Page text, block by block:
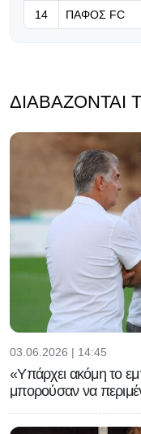
14 ΠΑΦΟΣ FC
ΔΙΑΒΆΖΟΝΤΑΙ
03.06.2026 | 14:45
«Υπάρχει ακόμη το
μπορούσαν να